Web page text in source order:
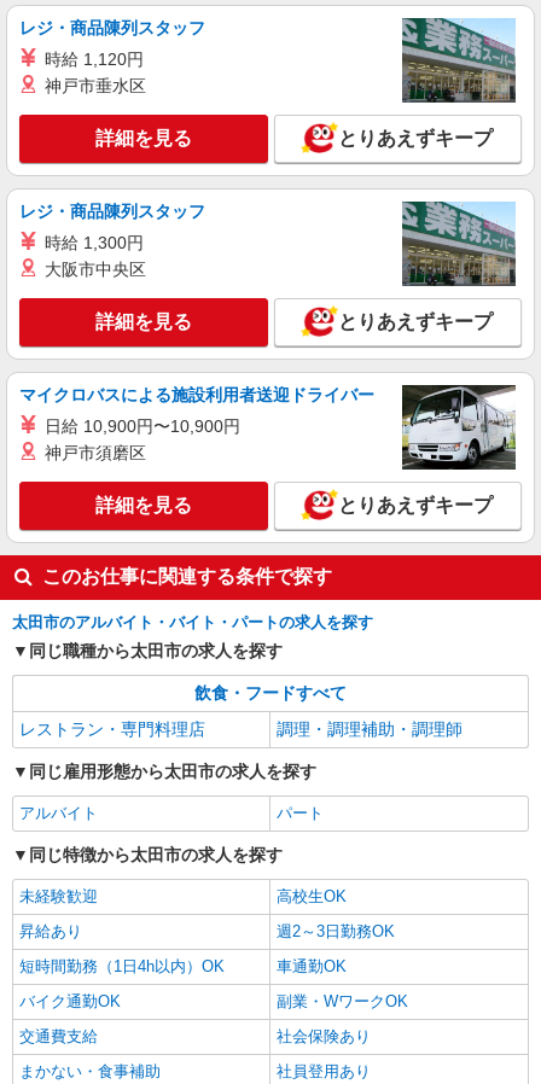
時給1,120円 ※22:00〜翌5:00：時給1,400円 ※
高校生時給1,070円 ※早朝手当（5:00〜9:00）時給
キープ 詳細を見る
アルバイト パート
すき家 太田内ヶ島店
すき家の店舗スタッフ（接客・調理・清掃な
時給1,120円 ※22:00〜翌5:00：時給1,400円 ※
高校生時給1,070円 ※早朝手当（5:00〜9:00）時給
＋150円
群馬県太田市内ヶ島町1492-5
キープ 詳細を見る
レジ・商品陳列スタッフ
時給 1,120円
神戸市垂水区
詳細を見る とりあえずキープ
レジ・商品陳列スタッフ
時給 1,300円
大阪市中央区
詳細を見る とりあえずキープ
マイクロバスによる施設利用者送迎ドライバー
日給 10,900円〜10,900円
神戸市須磨区
詳細を見る とりあえずキープ
このお仕事に関連する条件で探す
太田市のアルバイト・バイト・パートの求人を探す
同じ職種から太田市の求人を探す
飲食・フードすべて
レストラン・専門料理店
調理・調理補助・調理師
同じ雇用形態から太田市の求人を探す
アルバイト パート
同じ特徴から太田市の求人を探す
未経験歓迎
高校生OK
昇給あり
週2～3日勤務OK
短時間勤務（1日4h以内）OK
車通勤OK
バイク通勤OK
副業・WワークOK
交通費支給
社会保険あり
まかない・食事補助
社員登用あり